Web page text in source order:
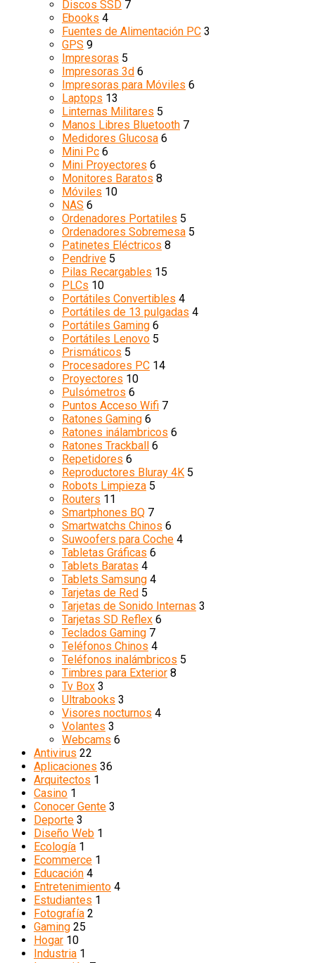
Discos SSD 7
Ebooks 4
Fuentes de Alimentación PC 3
GPS 9
Impresoras 5
Impresoras 3d 6
Impresoras para Móviles 6
Laptops 13
Linternas Militares 5
Manos Libres Bluetooth 7
Medidores Glucosa 6
Mini Pc 6
Mini Proyectores 6
Monitores Baratos 8
Móviles 10
NAS 6
Ordenadores Portatiles 5
Ordenadores Sobremesa 5
Patinetes Eléctricos 8
Pendrive 5
Pilas Recargables 15
PLCs 10
Portátiles Convertibles 4
Portátiles de 13 pulgadas 4
Portátiles Gaming 6
Portátiles Lenovo 5
Prismáticos 5
Procesadores PC 14
Proyectores 10
Pulsómetros 6
Puntos Acceso Wifi 7
Ratones Gaming 6
Ratones inálambricos 6
Ratones Trackball 6
Repetidores 6
Reproductores Bluray 4K 5
Robots Limpieza 5
Routers 11
Smartphones BQ 7
Smartwatchs Chinos 6
Suwoofers para Coche 4
Tabletas Gráficas 6
Tablets Baratas 4
Tablets Samsung 4
Tarjetas de Red 5
Tarjetas de Sonido Internas 3
Tarjetas SD Reflex 6
Teclados Gaming 7
Teléfonos Chinos 4
Teléfonos inalámbricos 5
Timbres para Exterior 8
Tv Box 3
Ultrabooks 3
Visores nocturnos 4
Volantes 3
Webcams 6
Antivirus 22
Aplicaciones 36
Arquitectos 1
Casino 1
Conocer Gente 3
Deporte 3
Diseño Web 1
Ecología 1
Ecommerce 1
Educación 4
Entretenimiento 4
Estudiantes 1
Fotografía 2
Gaming 25
Hogar 10
Industria 1